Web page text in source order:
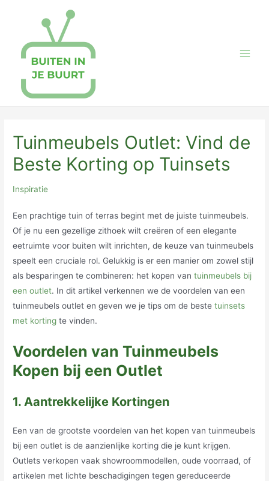
Tuinmeubels Outlet: Vind de
Beste Korting op Tuinsets
Inspiratie
Een prachtige tuin of terras begint met de juiste tuinmeubels.
Of je nu een gezellige zithoek wilt creëren of een elegante
eetruimte voor buiten wilt inrichten, de keuze van tuinmeubels
speelt een cruciale rol. Gelukkig is er een manier om zowel stijl
als besparingen te combineren: het kopen vantuinmeubels bij
een outlet. In dit artikel verkennen we de voordelen van een
tuinmeubels outlet en geven we je tips om de bestetuinsets
met korting te vinden.
Voordelen van Tuinmeubels
Kopen bij een Outlet
1. Aantrekkelijke Kortingen
Een van de grootste voordelen van het kopen van tuinmeubels
bij een outlet is de aanzienlijke korting die je kunt krijgen.
Outlets verkopen vaak showroommodellen, oude voorraad, of
artikelen met lichte beschadigingen tegen gereduceerde